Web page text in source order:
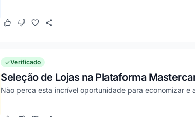
Este cupom funcionou
Este cupom não funcionou
Verificado
Seleção de Lojas na Plataforma
Não perca esta incrível oportunidade para economizar e